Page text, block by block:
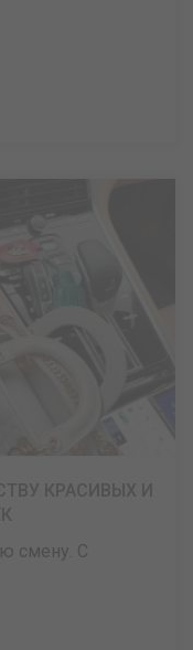
смену. С